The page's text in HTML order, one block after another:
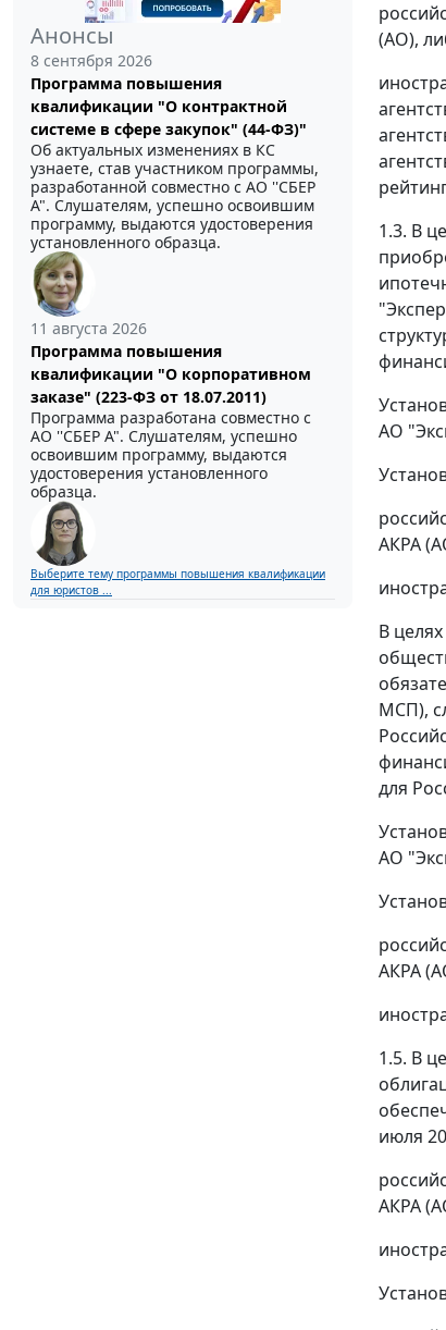
Анонсы
8 сентября 2026
Программа повышения
квалификации "О контрактной
системе в сфере закупок" (44-ФЗ)"
Об актуальных изменениях в КС
узнаете, став участником программы,
разработанной совместно с АО ''СБЕР
А". Слушателям, успешно освоившим
программу, выдаются удостоверения
установленного образца.
11 августа 2026
Программа повышения
квалификации "О корпоративном
заказе" (223-ФЗ от 18.07.2011)
Программа разработана совместно с
АО ''СБЕР А". Слушателям, успешно
освоившим программу, выдаются
удостоверения установленного
образца.
Выберите тему программы повышения квалификации
для юристов ...
(АО),
1.3. В
АО
АКРА
В
МСП),
для
АО
АКРА
1.5. В
июля
АКРА